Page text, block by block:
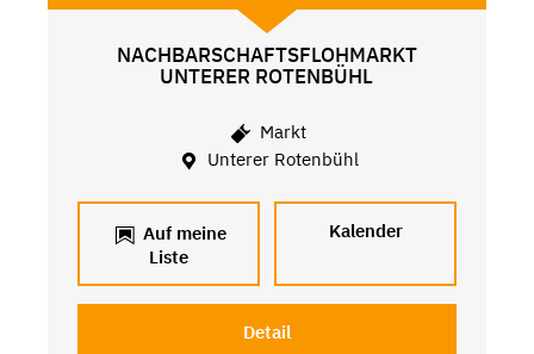
NACHBARSCHAFTSFLOHMARKT
UNTERER ROTENBÜHL
Markt
Unterer Rotenbühl
Auf meine
Liste
Kalender
Detail